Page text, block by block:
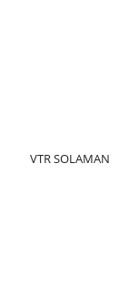
VTR SOLAMAN